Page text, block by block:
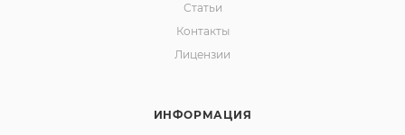
Статьи
Контакты
Лицензии
ИНФОРМАЦИЯ